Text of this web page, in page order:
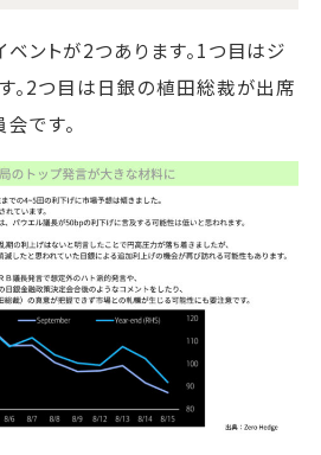
ントが2つあります。1つ目はジ
。2つ目は日銀の植田総裁が出席
です。